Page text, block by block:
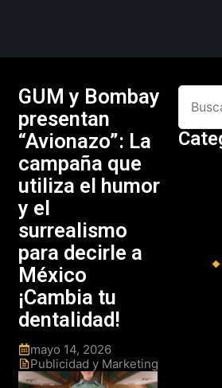
GUM y Bombay
presentan
“Avionazo”: La
campaña que
utiliza el humor
y el
surrealismo
para decirle a
México
¡Cambia tu
dentalidad!
mayo 14, 2026
Publicidad y Marketing